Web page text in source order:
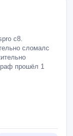
c8.
сломалс
прошёл 1